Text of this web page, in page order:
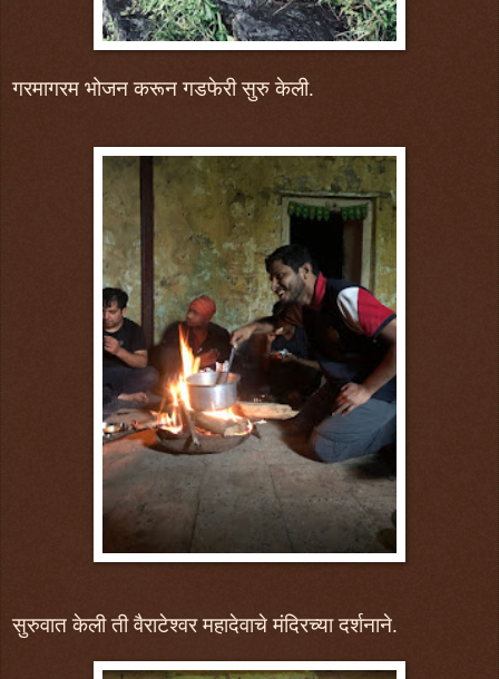
गरमागरम भोजन करून गडफेरी सुरु केली.
सुरुवात केली ती वैराटेश्वर महादेवाचे मंदिरच्या दर्शनाने.